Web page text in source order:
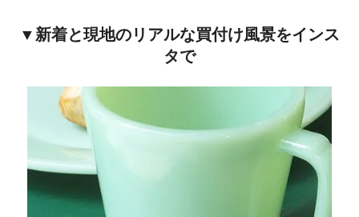
▼新着と現地のリアルな買付け風景をインス
タで